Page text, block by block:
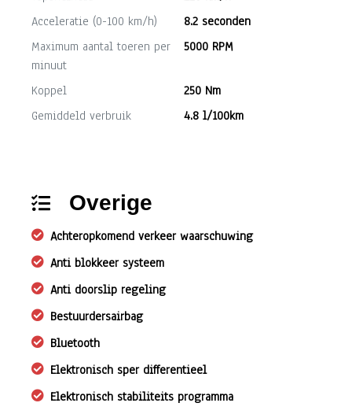
Acceleratie (0-100 km/h)
8.2 seconden
Maximum aantal toeren per
minuut
5000 RPM
Koppel
250 Nm
Gemiddeld verbruik
4.8 l/100km
Overige
Achteropkomend verkeer waarschuwing
Anti blokkeer systeem
Anti doorslip regeling
Bestuurdersairbag
Bluetooth
Elektronisch sper differentieel
Elektronisch stabiliteits programma